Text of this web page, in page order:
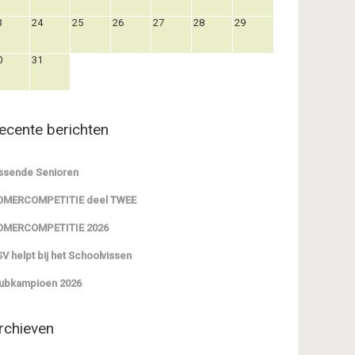
24 25 26 27 28 29
31
berichten
Senioren
deel TWEE
2026
helpt bij het Schoolvissen
2026